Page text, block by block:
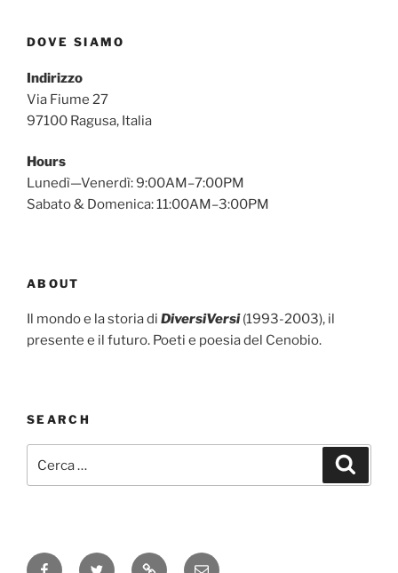
DOVE SIAMO
Indirizzo
Via Fiume 27
97100 Ragusa, Italia
Hours
Lunedì—Venerdì: 9:00AM–7:00PM
Sabato & Domenica: 11:00AM–3:00PM
ABOUT
Il mondo e la storia di DiversiVersi (1993-2003), il
presente e il futuro. Poeti e poesia del Cenobio.
SEARCH
FacebookTwitter InstagramEmail